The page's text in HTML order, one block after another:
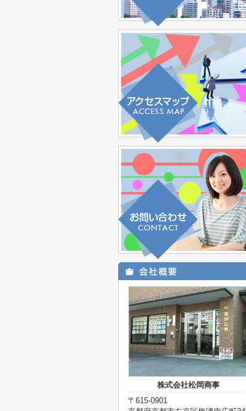
株式会社松岡商事
〒615-0901